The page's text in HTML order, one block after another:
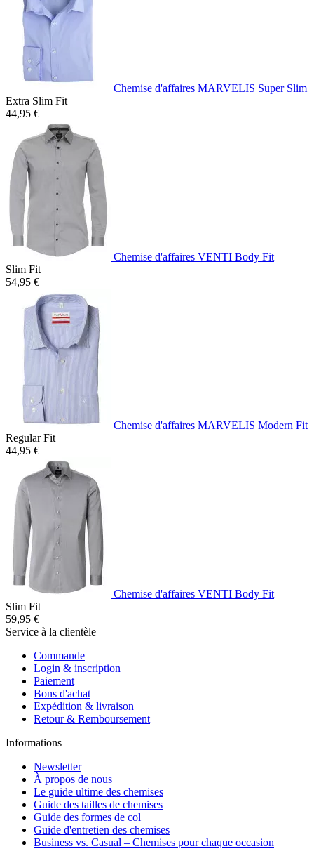
Chemise d'affaires MARVELIS Super Slim
Extra Slim Fit
44,95 €
Chemise d'affaires VENTI Body Fit
Slim Fit
54,95 €
Chemise d'affaires MARVELIS Modern Fit
Regular Fit
44,95 €
Chemise d'affaires VENTI Body Fit
Slim Fit
59,95 €
Service à la clientèle
Commande
Login & inscription
Paiement
Bons d'achat
Expédition & livraison
Retour & Remboursement
Informations
Newsletter
À propos de nous
Le guide ultime des chemises
Guide des tailles de chemises
Guide des formes de col
Guide d'entretien des chemises
Business vs. Casual – Chemises pour chaque occasion